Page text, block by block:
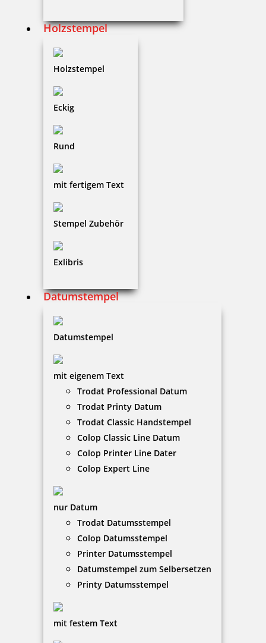
Holzstempel
Holzstempel
Eckig
Rund
mit fertigem Text
Stempel Zubehör
Exlibris
Datumstempel
Datumstempel
mit eigenem Text
Trodat Professional Datum
Trodat Printy Datum
Trodat Classic Handstempel
Colop Classic Line Datum
Colop Printer Line Dater
Colop Expert Line
nur Datum
Trodat Datumsstempel
Colop Datumsstempel
Printer Datumsstempel
Datumstempel zum Selbersetzen
Printy Datumsstempel
mit festem Text
Bestellen
Kupietz alkoholartiger Verdünner 405 für R09 1 Liter
27,56 €
Kupietz alkoholartiger Verdünner 405 für R09 250 ml
12,65 €
Kupietz alkoholartiger Verdünner 405 für R09 50 ml